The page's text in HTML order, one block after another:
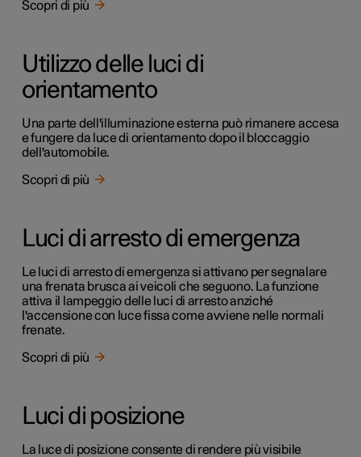
Scopri di più
Utilizzo delle luci di
orientamento
Una parte dell'illuminazione esterna può rimanere accesa
e fungere da luce di orientamento dopo il bloccaggio
dell'automobile.
Scopri di più
Luci di arresto di emergenza
Le luci di arresto di emergenza si attivano per segnalare
una frenata brusca ai veicoli che seguono. La funzione
attiva il lampeggio delle luci di arresto anziché
l'accensione con luce fissa come avviene nelle normali
frenate.
Scopri di più
Luci di posizione
La luce di posizione consente di rendere più visibile